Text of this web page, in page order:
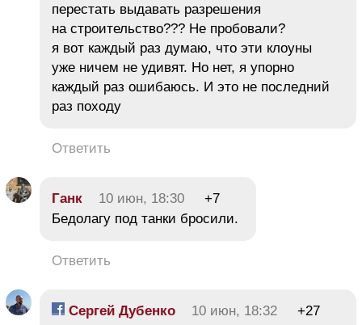
перестать выдавать разрешения
на строительство??? Не пробовали?
я вот каждый раз думаю, что эти клоуны
уже ничем не удивят. Но нет, я упорно
каждый раз ошибаюсь. И это не последний
раз походу
Ответить
Ганк 10 июн, 18:30
+7
Бедолагу под танки бросили.
Ответить
Сергей Дубенко 10 июн, 18:32
+27